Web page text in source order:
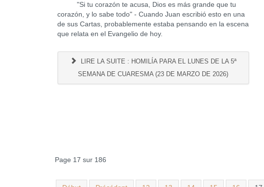
"Si tu corazón te acusa, Dios es más grande que tu
corazón, y lo sabe todo" - Cuando Juan escribió esto en una
de sus Cartas, probablemente estaba pensando en la escena
que relata en el Evangelio de hoy.
LIRE LA SUITE : HOMILÍA PARA EL LUNES DE LA 5ª
SEMANA DE CUARESMA (23 DE MARZO DE 2026)
Page 17 sur 186